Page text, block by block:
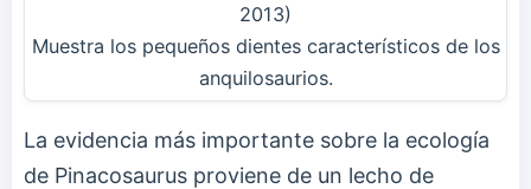
2013)
Muestra los pequeños dientes característicos de los
anquilosaurios.
La evidencia más importante sobre la ecología
de Pinacosaurus proviene de un lecho de